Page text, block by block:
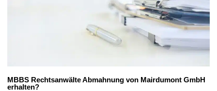
MBBS Rechtsanwälte Abmahnung von Mairdumont GmbH
erhalten?